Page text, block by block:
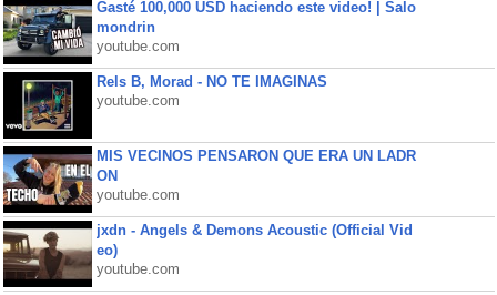
Gasté 100,000 USD haciendo este video! | Salo
mondrin
youtube.com
Rels B, Morad - NO TE IMAGINAS
youtube.com
MIS VECINOS PENSARON QUE ERA UN LADR
ON
youtube.com
jxdn - Angels & Demons Acoustic (Official Vid
eo)
youtube.com